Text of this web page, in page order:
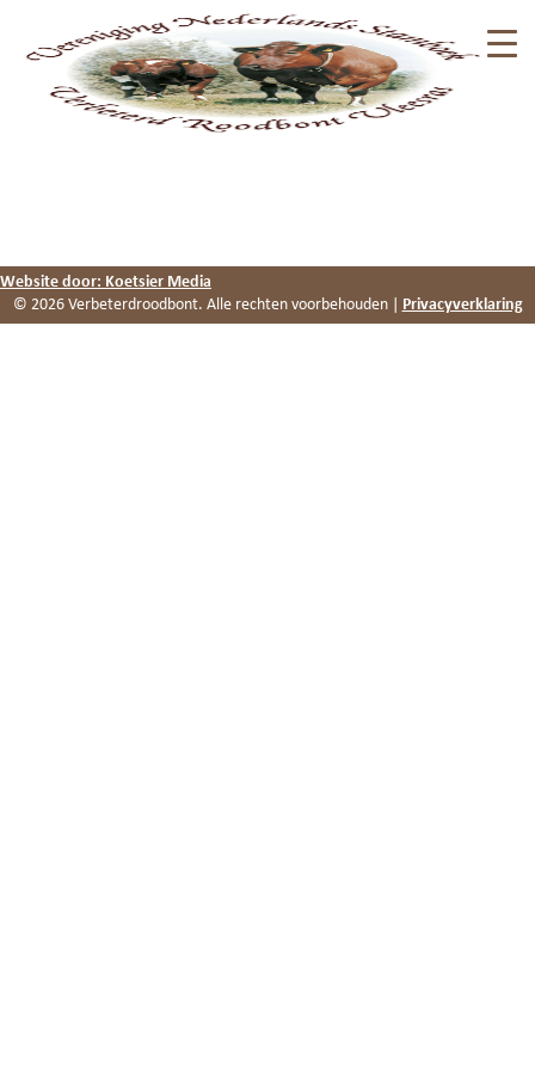
Website door: Koetsier Media
© 2026 Verbeterdroodbont. Alle rechten voorbehouden | Privacyverklaring